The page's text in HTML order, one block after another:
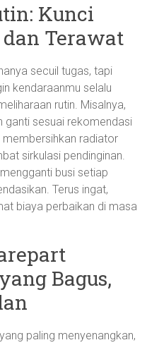
Kunci
Terawat
secuil tugas, tapi
kendaraanmu selalu
rutin. Misalnya,
ganti sesuai rekomendasi
membersihkan radiator
sirkulasi pendinginan.
busi setiap
Terus ingat,
biaya perbaikan di masa
Bagus,
paling menyenangkan,